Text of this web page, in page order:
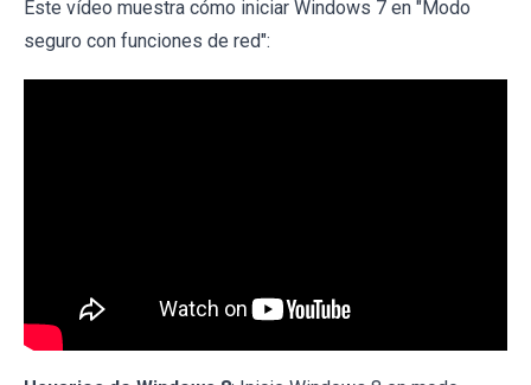
Este vídeo muestra cómo iniciar Windows 7 en "Modo
seguro con funciones de red":